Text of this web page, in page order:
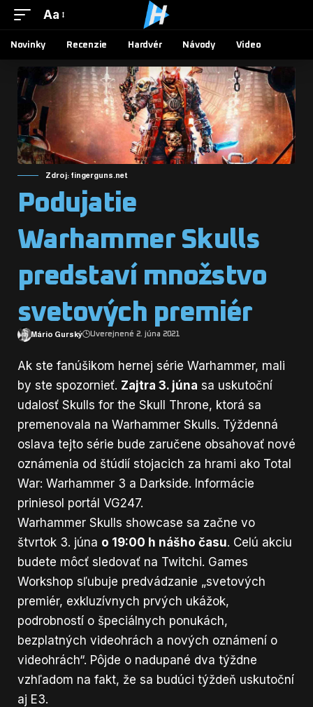
Aa
Novinky Recenzie Hardvér Návody Video
Zdroj: fingerguns.net
Podujatie
Warhammer Skulls
predstaví množstvo
svetových premiér
Mário Gurský Uverejnené 2. júna 2021
Ak ste fanúšikom hernej série Warhammer, mali
by ste spozornieť. Zajtra 3. júna sa uskutoční
udalosť Skulls for the Skull Throne, ktorá sa
premenovala na Warhammer Skulls. Týždenná
oslava tejto série bude zaručene obsahovať nové
oznámenia od štúdií stojacich za hrami ako Total
War: Warhammer 3 a Darkside. Informácie
priniesol portál VG247.
Warhammer Skulls showcase sa začne vo
štvrtok 3. júna o 19:00 h nášho času. Celú akciu
budete môcť sledovať na Twitchi. Games
Workshop sľubuje predvádzanie „svetových
premiér, exkluzívnych prvých ukážok,
podrobností o špeciálnych ponukách,
bezplatných videohrách a nových oznámení o
videohrách“. Pôjde o nadupané dva týždne
vzhľadom na fakt, že sa budúci týždeň uskutoční
aj E3.